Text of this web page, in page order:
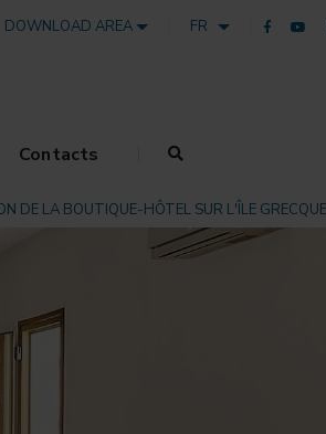
DOWNLOAD AREA FR
Contacts
DE LA BOUTIQUE-HÔTEL SUR L'ÎLE